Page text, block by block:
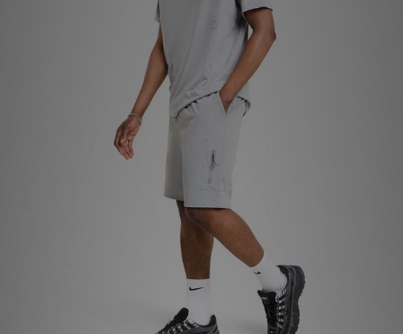
Download JD app'en